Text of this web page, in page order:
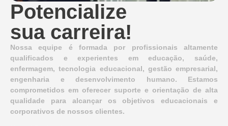
Potencialize
sua carreira!
Nossa equipe é formada por profissionais altamente
qualificados e experientes em educação, saúde,
enfermagem, tecnologia educacional, gestão empresarial,
engenharia e desenvolvimento humano. Estamos
comprometidos em oferecer suporte e orientação de alta
qualidade para alcançar os objetivos educacionais e
corporativos de nossos clientes.